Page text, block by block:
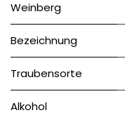
Weinberg
Bezeichnung
Traubensorte
Alkohol